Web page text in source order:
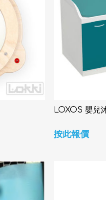
LOXOS 嬰兒
按此報價